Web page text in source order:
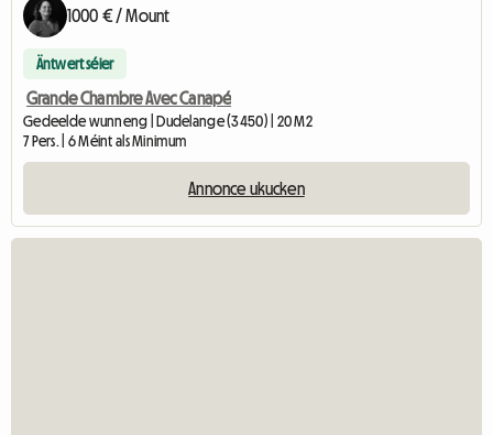
1000 € / Mount
Äntwert séier
Grande Chambre Avec Canapé
Gedeelde wunneng | Dudelange (3450) | 20 M2
7 Pers. | 6 Méint als Minimum
Annonce ukucken